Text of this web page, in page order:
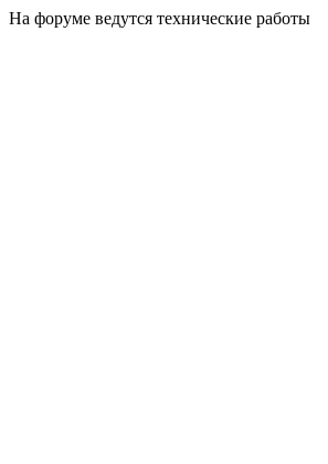
На форуме ведутся технические работы